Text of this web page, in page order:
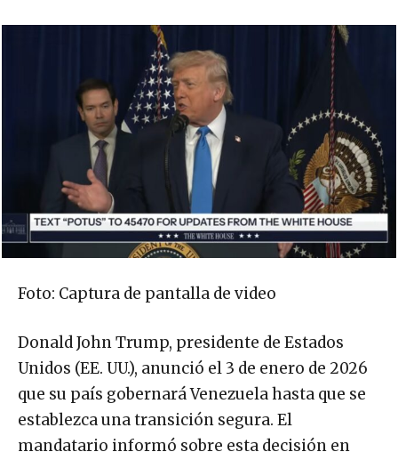
Foto: Captura de pantalla de video
Donald John Trump, presidente de Estados
Unidos (EE. UU.), anunció el 3 de enero de 2026
que su país gobernará Venezuela hasta que se
establezca una transición segura. El
mandatario informó sobre esta decisión en